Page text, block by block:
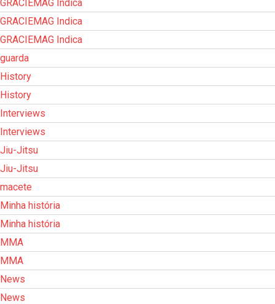
GRACIEMAG Indica
GRACIEMAG Indica
GRACIEMAG Indica
guarda
History
History
Interviews
Interviews
Jiu-Jitsu
Jiu-Jitsu
macete
Minha história
Minha história
MMA
MMA
News
News